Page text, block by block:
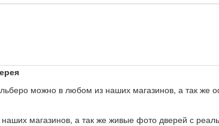
можно в любом из наших магазинов, а так же
магазинов, а так же живые фото дверей с